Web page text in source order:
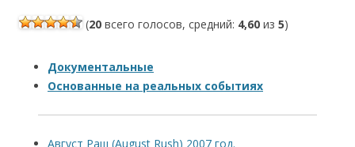
(20 всего голосов, средний: 4,60 из 5)
Документальные
Основанные на реальных событиях
Август Раш (August Rush) 2007 год.